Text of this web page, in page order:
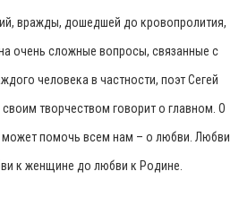
вражды, дошедшей до кровопролития,
очень сложные вопросы, связанные с
человека в частности, поэт Сегей
творчеством говорит о главном. О
может помочь всем нам – о любви. Любви
к женщине до любви к Родине.